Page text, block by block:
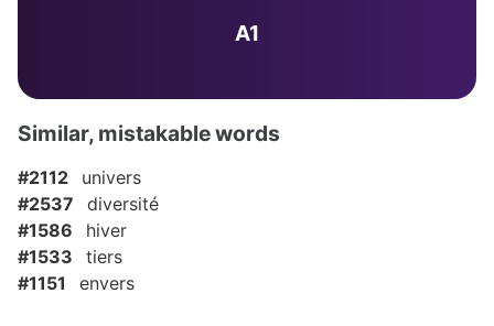
A1
Similar, mistakable words
#2112
univers
#2537
diversité
#1586
hiver
#1533
tiers
#1151
envers